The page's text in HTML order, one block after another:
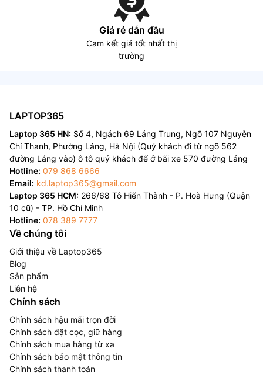
Giá rẻ dẫn đầu
Cam kết giá tốt nhất thị
trường
LAPTOP365
Laptop 365 HN: Số 4, Ngách 69 Láng Trung, Ngõ 107 Nguyễn
Chí Thanh, Phường Láng, Hà Nội (Quý khách đi từ ngõ 562
đường Láng vào) ô tô quý khách để ở bãi xe 570 đường Láng
Hotline: 079 868 6666
Email: kd.laptop365@gmail.com
Laptop 365 HCM: 266/68 Tô Hiến Thành - P. Hoà Hưng (Quận
10 cũ) - TP. Hồ Chí Minh
Hotline: 078 389 7777
Về chúng tôi
Giới thiệu về Laptop365
Blog
Sản phẩm
Liên hệ
Chính sách
Chính sách hậu mãi trọn đời
Chính sách đặt cọc, giữ hàng
Chính sách mua hàng từ xa
Chính sách bảo mật thông tin
Chính sách thanh toán